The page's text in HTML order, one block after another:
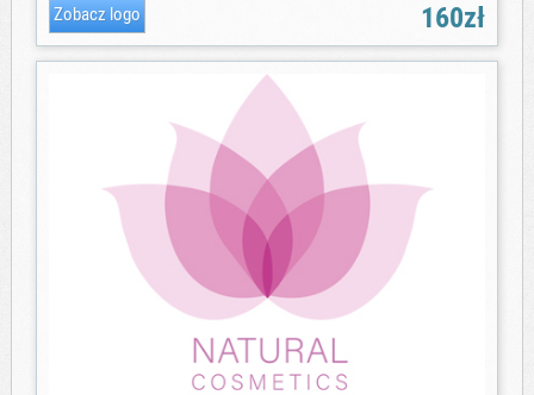
160zł